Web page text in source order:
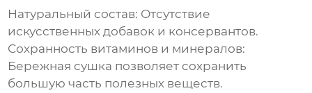
Натуральный состав: Отсутствие
искусственных добавок и консервантов.
Сохранность витаминов и минералов:
Бережная сушка позволяет сохранить
большую часть полезных веществ.